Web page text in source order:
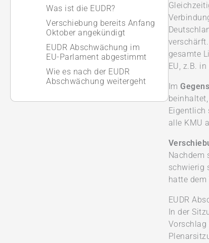
Was ist die EUDR?
Verschiebung bereits Anfang
Oktober angekündigt
EUDR Abschwächung im
EU-Parlament abgestimmt
Wie es nach der EUDR
Abschwächung weitergeht
gesamte
EU, z.B.
Im
Eigentlich
alle KMU
Nachdem
schwierig
hatte
EUDR
In der
Vorschlag